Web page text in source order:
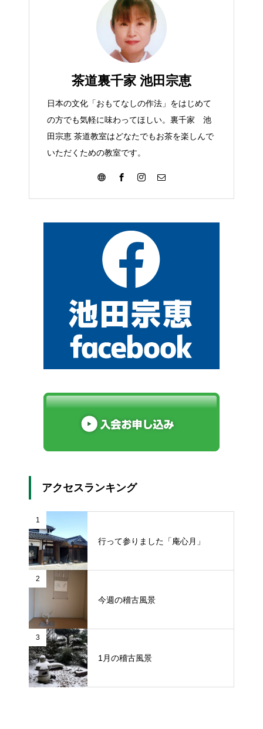
茶道裏千家 池田宗恵
日本の文化「おもてなしの作法」をはじめて
の方でも気軽に味わってほしい。裏千家 池
田宗恵 茶道教室はどなたでもお茶を楽しんで
いただくための教室です。
アクセスランキング
1
行って参りました「庵心月」
2
今週の稽古風景
3
1月の稽古風景